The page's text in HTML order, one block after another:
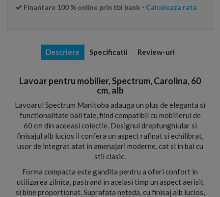
Finantare 100 % online prin tbi bank - Calculeaza rata
Descriere Specificatii Review-uri
Lavoar pentru mobilier, Spectrum, Carolina, 60
cm, alb
Lavoarul Spectrum Manitoba adauga un plus de eleganta si
functionalitate baii tale, fiind compatibil cu mobilierul de
60 cm din aceeasi colectie. Designul dreptunghiular si
finisajul alb lucios ii confera un aspect rafinat si echilibrat,
usor de integrat atat in amenajari moderne, cat si in bai cu
stil clasic.
Forma compacta este gandita pentru a oferi confort in
utilizarea zilnica, pastrand in acelasi timp un aspect aerisit
si bine proportionat. Suprafata neteda, cu finisaj alb lucios,